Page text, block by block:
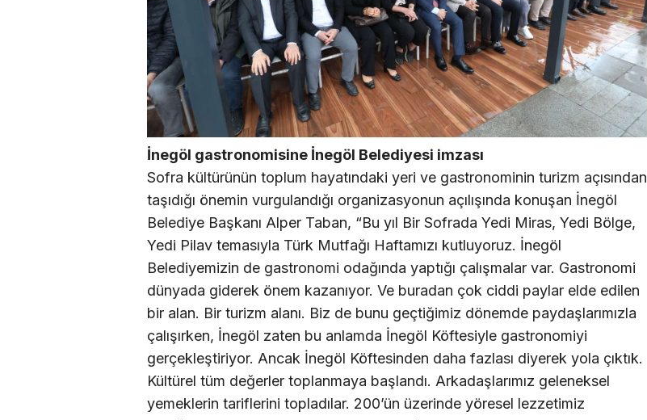
İnegöl gastronomisine İnegöl Belediyesi imzası
Sofra kültürünün toplum hayatındaki yeri ve gastronominin turizm açısından
taşıdığı önemin vurgulandığı organizasyonun açılışında konuşan İnegöl
Belediye Başkanı Alper Taban, “Bu yıl Bir Sofrada Yedi Miras, Yedi Bölge,
Yedi Pilav temasıyla Türk Mutfağı Haftamızı kutluyoruz. İnegöl
Belediyemizin de gastronomi odağında yaptığı çalışmalar var. Gastronomi
dünyada giderek önem kazanıyor. Ve buradan çok ciddi paylar elde edilen
bir alan. Bir turizm alanı. Biz de bunu geçtiğimiz dönemde paydaşlarımızla
çalışırken, İnegöl zaten bu anlamda İnegöl Köftesiyle gastronomiyi
gerçekleştiriyor. Ancak İnegöl Köftesinden daha fazlası diyerek yola çıktık.
Kültürel tüm değerler toplanmaya başlandı. Arkadaşlarımız geleneksel
yemeklerin tariflerini topladılar. 200’ün üzerinde yöresel lezzetimiz